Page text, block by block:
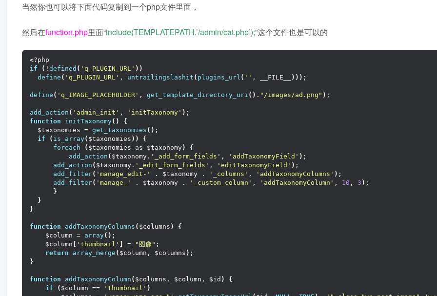
当然你也可以将下面代码复制到一个php文件里面，
然后在function.php里面“include(TEMPLATEPATH.’/admin/cat.php’);”这个文件也是可以的
<?php
if
( ! defined ( 'q_PLUGIN_URL' ))
define ( 'q_PLUGIN_URL' , untrailingslashit ( plugins_url ( '' , __FILE__ ))) ;
define ( 'q_IMAGE_PLACEHOLDER' , get_template_directory_uri () . "/images/ad.png" ) ;
add_action ( 'admin_init' , 'initTaxonomy' ) ;
function
initTaxonomy()
{
  $taxonomies =
get_taxonomies () ;
if
( is_array( $taxonomies ))
{
foreach
( $taxonomies as $taxonomy)
{
add_action ( $taxonomy. '_add_form_fields' , 'addTaxonomyField' ) ;
add_action ( $taxonomy. '_edit_form_fields' , 'editTaxonomyField' ) ;
add_filter( 'manage_edit-' . $taxonomy . '_columns' , 'addTaxonomyColumns' ) ;
add_filter( 'manage_' . $taxonomy . '_custom_column' , 'addTaxonomyColumn' , 10 , 3 ) ;
}
}
}
function addTaxonomyColumns ( $columns )
{
    $column =
array() ;
    $column
'thumbnail' = "图像" ;
return
array_merge ( $column, $columns ) ;
}
function addTaxonomyColumn ( $columns, $column, $id )
{
if
( $column == 'thumbnail' )